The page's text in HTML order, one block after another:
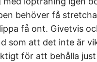
behöver få
få ont. Givetvis
som att det inte är
för att behålla